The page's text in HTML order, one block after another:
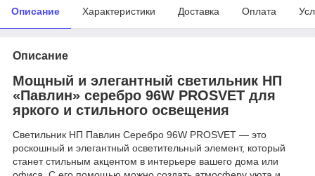
Описание Характеристики Доставка Оплата
Описание
Мощный и элегантный светильник НП
«Павлин» серебро 96W PROSVET для
яркого и стильного освещения
Светильник НП Павлин Серебро 96W PROSVET — это
роскошный и элегантный осветительный элемент, который
станет стильным акцентом в интерьере вашего дома или